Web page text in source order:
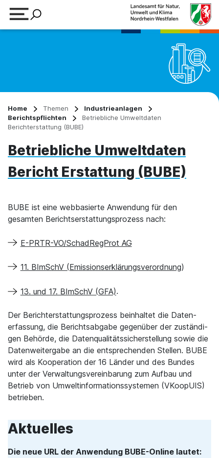
Home Themen
Industrieanlagen
Berichtspflichten
Betriebliche Umweltdaten
Berichterstattung (BUBE)
Betriebliche Umweltdaten
Bericht Erstattung (BUBE)
BUBE ist eine webbasierte Anwendung für den
gesamten Berichtserstattungsprozess nach:
E-PRTR-VO/SchadRegProt AG
11. BImSchV (Emissionserklärungsverordnung)
13. und 17. BImSchV (GFA).
Der Berichterstattungsprozess bein­haltet die Daten­
erfassung, die Berichtsabgabe gegenüber der zuständi­
gen Behörde, die Datenqualitätssicherstellung sowie die
Datenweitergabe an die entsprechenden Stellen. BUBE
wird als Kooperation der 16 Länder und des Bundes
unter der Verwal­tungsvereinba­rung zum Aufbau und
Betrieb von Umweltinformationssystemen (VKoopUIS)
betrieben.
Aktuelles
Die neue URL der Anwendung BUBE-Online lautet: